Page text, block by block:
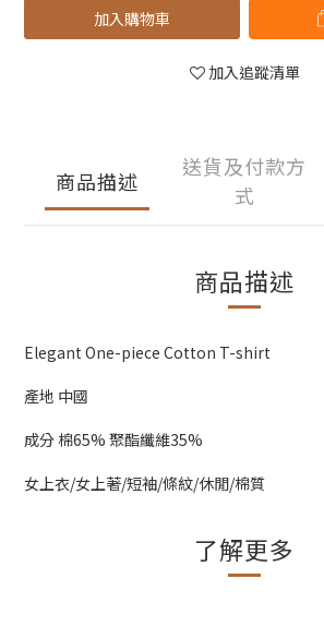
加入購物車
加入追蹤清單
商品描述
送貨及付款方
式
商品描述
Elegant One-piece Cotton T-shirt
產地 中國
成分 棉65% 聚酯纖維35%
女上衣/女上著/短袖/條紋/休閒/棉質
了解更多